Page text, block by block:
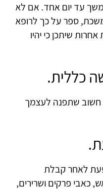
עד יום אחד. אם לא
ספר על כך לרופא
שיתכן כי יהיו
כללית.
חשוב שתפנה לעצמך
לאחר קבלת
כאבי פרקים ושרירים,